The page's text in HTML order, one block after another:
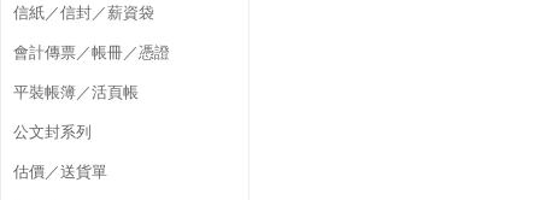
信紙／信封／薪資袋
會計傳票／帳冊／憑證
平裝帳簿／活頁帳
公文封系列
估價／送貨單